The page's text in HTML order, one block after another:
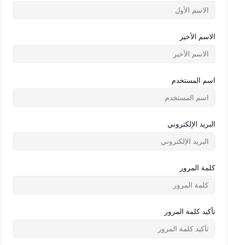
الاسم الأخير
اسم المستخدم
البريد الإلكتروني
كلمة المرور
تأكيد كلمة المرور